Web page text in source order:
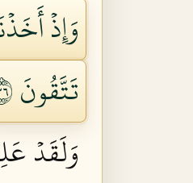
وَإِذۡ
تَتَّقُونَ ٦٣
وَلَقَدۡ